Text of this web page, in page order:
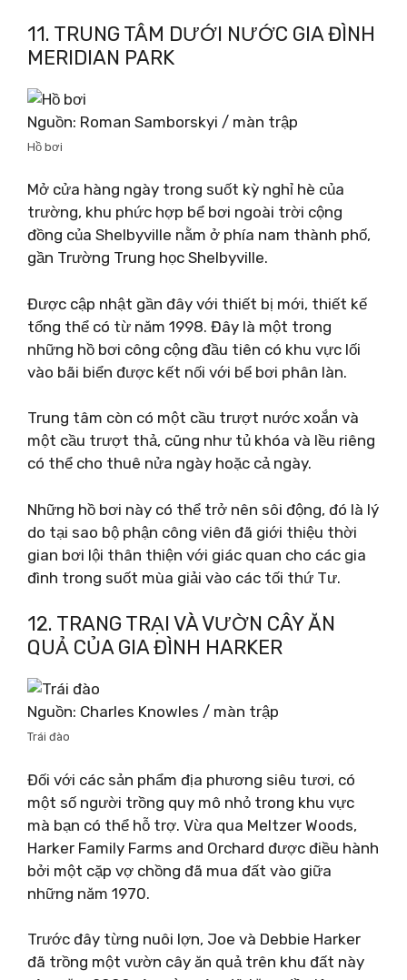
11. TRUNG TÂM DƯỚI NƯỚC GIA ĐÌNH
MERIDIAN PARK
Nguồn: Roman Samborskyi / màn trập
Hồ bơi
Mở cửa hàng ngày trong suốt kỳ nghỉ hè của
trường, khu phức hợp bể bơi ngoài trời cộng
đồng của Shelbyville nằm ở phía nam thành phố,
gần Trường Trung học Shelbyville.
Được cập nhật gần đây với thiết bị mới, thiết kế
tổng thể có từ năm 1998. Đây là một trong
những hồ bơi công cộng đầu tiên có khu vực lối
vào bãi biển được kết nối với bể bơi phân làn.
Trung tâm còn có một cầu trượt nước xoắn và
một cầu trượt thả, cũng như tủ khóa và lều riêng
có thể cho thuê nửa ngày hoặc cả ngày.
Những hồ bơi này có thể trở nên sôi động, đó là lý
do tại sao bộ phận công viên đã giới thiệu thời
gian bơi lội thân thiện với giác quan cho các gia
đình trong suốt mùa giải vào các tối thứ Tư.
12. TRANG TRẠI VÀ VƯỜN CÂY ĂN
QUẢ CỦA GIA ĐÌNH HARKER
Nguồn: Charles Knowles / màn trập
Trái đào
Đối với các sản phẩm địa phương siêu tươi, có
một số người trồng quy mô nhỏ trong khu vực
mà bạn có thể hỗ trợ. Vừa qua Meltzer Woods,
Harker Family Farms and Orchard được điều hành
bởi một cặp vợ chồng đã mua đất vào giữa
những năm 1970.
Trước đây từng nuôi lợn, Joe và Debbie Harker
đã trồng một vườn cây ăn quả trên khu đất này